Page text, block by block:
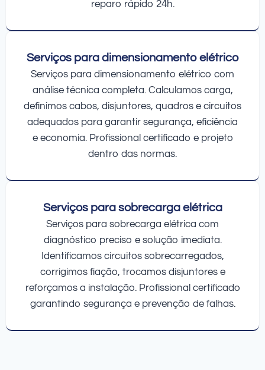
reparo rápido 24h.
Serviços para dimensionamento elétrico
Serviços para dimensionamento elétrico com
análise técnica completa. Calculamos carga,
definimos cabos, disjuntores, quadros e circuitos
adequados para garantir segurança, eficiência
e economia. Profissional certificado e projeto
dentro das normas.
Serviços para sobrecarga elétrica
Serviços para sobrecarga elétrica com
diagnóstico preciso e solução imediata.
Identificamos circuitos sobrecarregados,
corrigimos fiação, trocamos disjuntores e
reforçamos a instalação. Profissional certificado
garantindo segurança e prevenção de falhas.